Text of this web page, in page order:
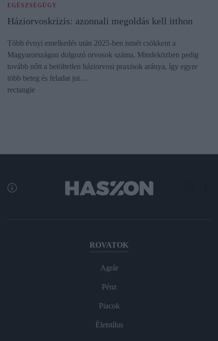
EGÉSZSÉGÜGY
Háziorvoskrízis: azonnali megoldás kell itthon
Több évnyi emelkedés után 2025-ben ismét csökkent a
Magyarországon dolgozó orvosok száma. Mindeközben pedig
tovább nőtt a betöltetlen háziorvosi praxisok aránya, így egyre
több beteg és feladat jut…
rectangle
ROVATOK
Agrár
Pénz
Piacok
Életstílus